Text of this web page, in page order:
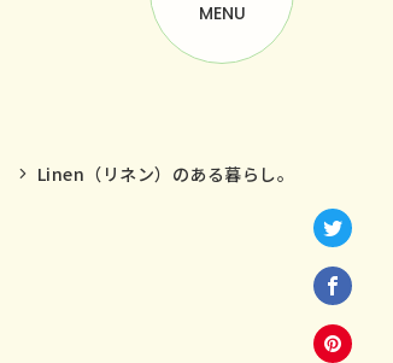
MENU
Linen（リネン）のある暮らし。